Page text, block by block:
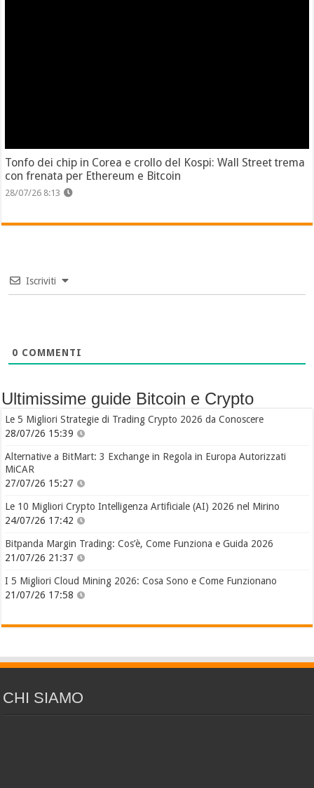
Tonfo dei chip in Corea e crollo del Kospi: Wall Street trema
con frenata per Ethereum e Bitcoin
28/07/26 8:13
Iscriviti
0 COMMENTI
Ultimissime guide Bitcoin e Crypto
Le 5 Migliori Strategie di Trading Crypto 2026 da Conoscere
28/07/26 15:39
Alternative a BitMart: 3 Exchange in Regola in Europa Autorizzati
MiCAR
27/07/26 15:27
Le 10 Migliori Crypto Intelligenza Artificiale (AI) 2026 nel Mirino
24/07/26 17:42
Bitpanda Margin Trading: Cos’è, Come Funziona e Guida 2026
21/07/26 21:37
I 5 Migliori Cloud Mining 2026: Cosa Sono e Come Funzionano
21/07/26 17:58
CHI SIAMO